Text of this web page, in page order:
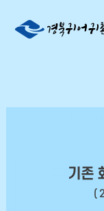
경북귀어
기존
(
로그인